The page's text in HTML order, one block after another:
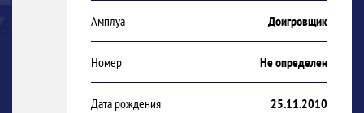
Амплуа Доигровщик
Номер Не определен
Дата рождения 25.11.2010